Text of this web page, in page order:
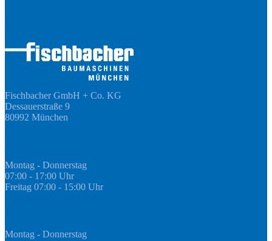
Fischbacher GmbH + Co. KG
Dessauerstraße 9
80992 München
Montag - Donnerstag
07:00 - 17:00 Uhr
Freitag 07:00 - 15:00 Uhr
Montag - Donnerstag